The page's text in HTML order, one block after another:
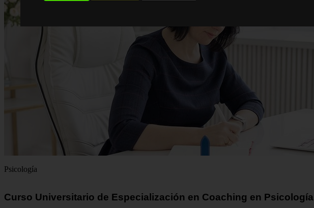
Psicología
Curso Universitario de Especialización en Coaching en Psicología